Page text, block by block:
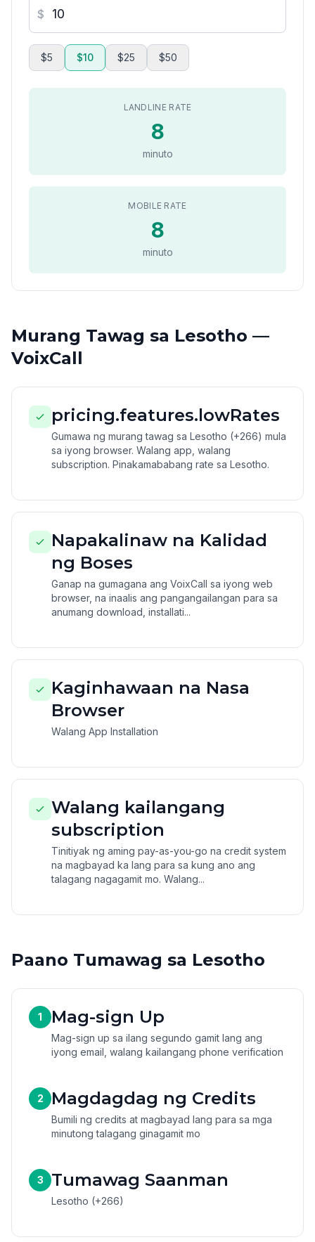
$
$5 $10 $25 $50
LANDLINE RATE
8
minuto
MOBILE RATE
8
minuto
Murang Tawag sa Lesotho —
VoixCall
pricing.features.lowRates
Gumawa ng murang tawag sa Lesotho (+266) mula
sa iyong browser. Walang app, walang
subscription. Pinakamababang rate sa Lesotho.
Napakalinaw na Kalidad
ng Boses
Ganap na gumagana ang VoixCall sa iyong web
browser, na inaalis ang pangangailangan para sa
anumang download, installati...
Kaginhawaan na Nasa
Browser
Walang App Installation
Walang kailangang
subscription
Tinitiyak ng aming pay-as-you-go na credit system
na magbayad ka lang para sa kung ano ang
talagang nagagamit mo. Walang...
Paano Tumawag sa Lesotho
1 Mag-sign Up
Mag-sign up sa ilang segundo gamit lang ang
iyong email, walang kailangang phone verification
2 Magdagdag ng Credits
Bumili ng credits at magbayad lang para sa mga
minutong talagang ginagamit mo
3 Tumawag Saanman
Lesotho (+266)